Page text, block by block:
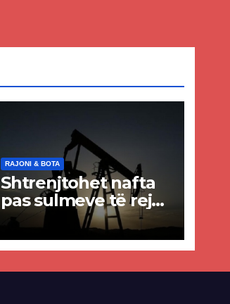
RAJONI & BOTA
Shtrenjtohet nafta
pas sulmeve të reja
SHBA–Iran